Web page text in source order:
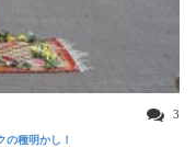
3
の種明かし！